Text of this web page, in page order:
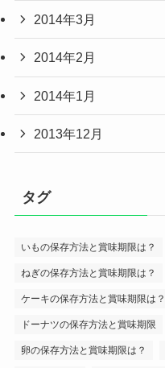
2014年3月
2014年2月
2014年1月
2013年12月
タグ
いもの保存方法と賞味期限は？
ねぎの保存方法と賞味期限は？
ケーキの保存方法と賞味期限は？
ドーナツの保存方法と賞味期限
卵の保存方法と賞味期限は？